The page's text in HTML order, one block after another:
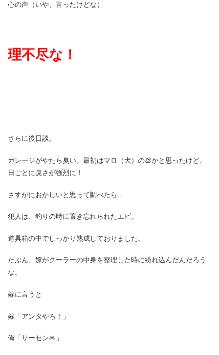
心の声（いや、言ったけどな）
理不尽な！
さらに後日談。
ガレージがやたら臭い。最初はマロ（犬）の💩かと思ったけど、
日ごとに臭さが強烈に！
さすがにおかしいと思って調べたら…
犯人は、釣りの時に置き忘れられたエビ。
道具箱の中でしっかり熟成しておりました。
たぶん、嫁がクーラーの中身を整理した時に紛れ込んだんだろう
な。
嫁に言うと
嫁「アンタやろ！」
俺「サーセン🙏」